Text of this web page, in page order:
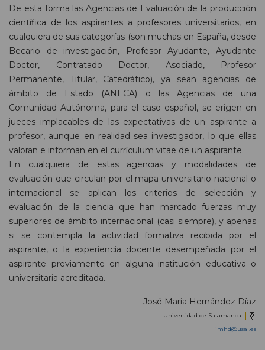
De esta forma las Agencias de Evaluación de la producción
científica de los aspirantes a profesores universitarios, en
cualquiera de sus categorías (son muchas en España, desde
Becario de investigación, Profesor Ayudante, Ayudante
Doctor, Contratado Doctor, Asociado, Profesor
Permanente, Titular, Catedrático), ya sean agencias de
ámbito de Estado (ANECA) o las Agencias de una
Comunidad Autónoma, para el caso español, se erigen en
jueces implacables de las expectativas de un aspirante a
profesor, aunque en realidad sea investigador, lo que ellas
valoran e informan en el currículum vitae de un aspirante.
En cualquiera de estas agencias y modalidades de
evaluación que circulan por el mapa universitario nacional o
internacional se aplican los criterios de selección y
evaluación de la ciencia que han marcado fuerzas muy
superiores de ámbito internacional (casi siempre), y apenas
si se contempla la actividad formativa recibida por el
aspirante, o la experiencia docente desempeñada por el
aspirante previamente en alguna institución educativa o
universitaria acreditada.
José Maria Hernández Díaz
Universidad de Salamanca
jmhd@usal.es